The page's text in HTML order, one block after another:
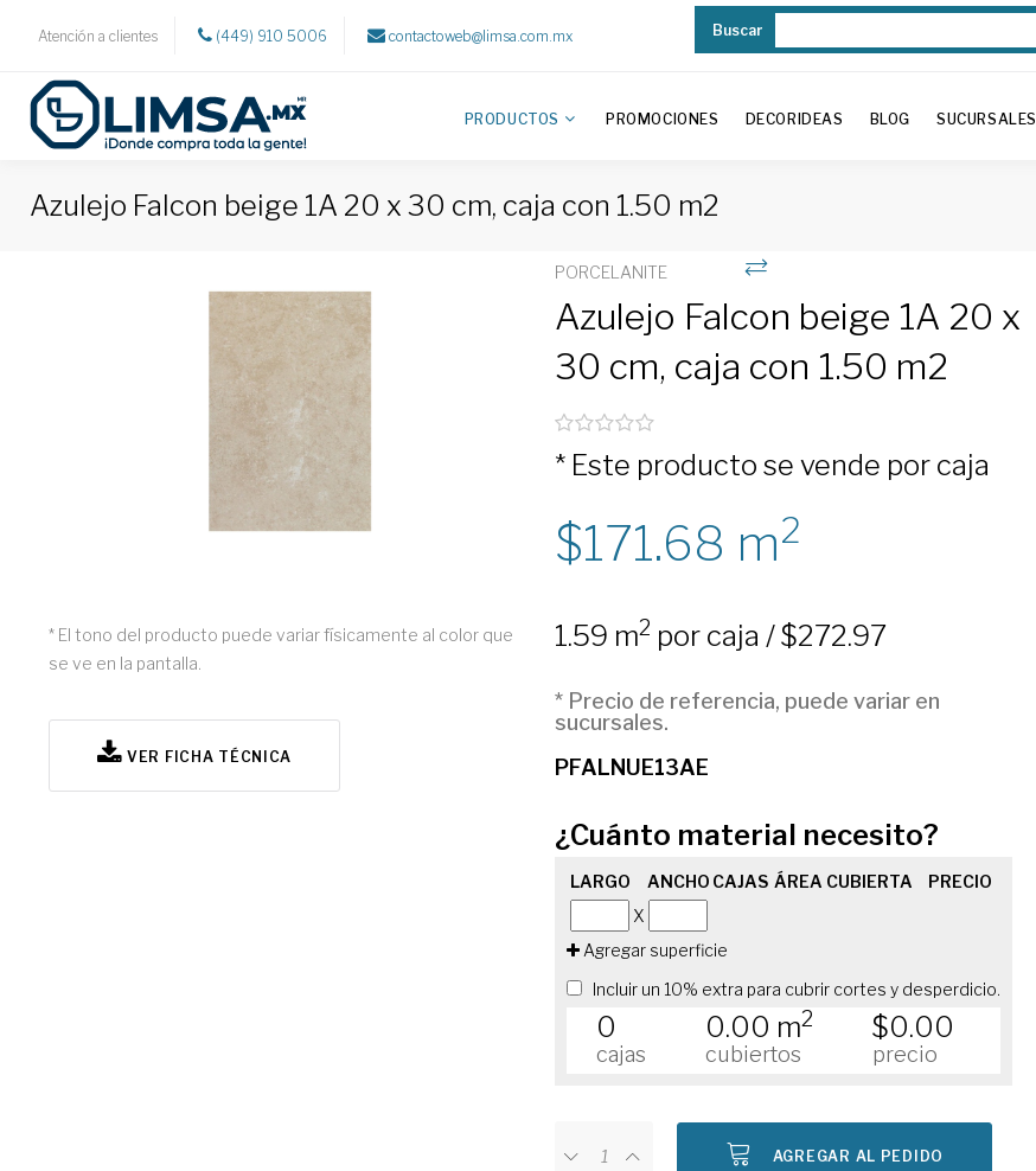
Atención a clientes (449) 910 5006 contactoweb@limsa.com.mx Buscar
PRODUCTOS PROMOCIONES DECORIDEAS BLOG SUCURSALES
Azulejo Falcon beige 1A 20 x 30 cm, caja con 1.50 m2
* El tono del producto puede variar físicamente al color que
se ve en la pantalla.
VER FICHA TÉCNICA
PORCELANITE
Azulejo Falcon beige 1A 20 x
30 cm, caja con 1.50 m2
* Este producto se vende por caja
171.68 m2
1.59 m2 por caja / $272.97
* Precio de referencia, puede variar en
sucursales.
PFALNUE13AE
¿Cuánto material necesito?
LARGO ANCHO CAJAS ÁREA CUBIERTA
PRECIO
X
Agregar superficie
Incluir un 10% extra para cubrir cortes y desperdicio.
0
cajas
0.00 m2
cubiertos
$0.00
precio
AGREGAR AL PEDIDO